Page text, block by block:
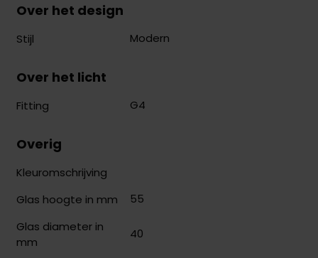
Over het design
Stijl Modern
Over het licht
Fitting G4
Overig
Kleuromschrijving
Glas hoogte in mm
55
Glas diameter in
mm
40